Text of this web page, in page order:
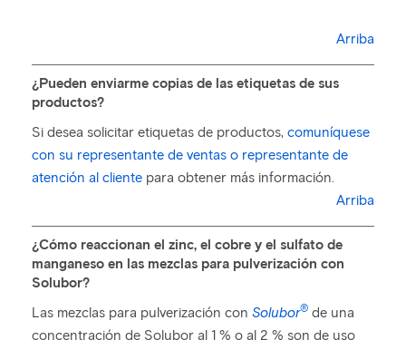
Arriba
¿Pueden enviarme copias de las etiquetas de sus
productos?
Si desea solicitar etiquetas de productos, comuníquese
con su representante de ventas o representante de
atención al cliente para obtener más información.
Arriba
¿Cómo reaccionan el zinc, el cobre y el sulfato de
manganeso en las mezclas para pulverización con
Solubor?
Las mezclas para pulverización con Solubor® de una
concentración de Solubor al 1 % o al 2 % son de uso